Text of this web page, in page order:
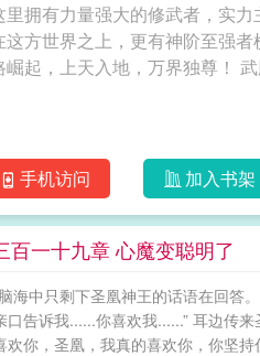
里拥有力量强大的修武者，实
这方世界之上，更有神阶至强
路崛起，
手机访问 加入书架
百一十九章 心魔变聪明了
海中只剩下圣凰神王的话语在回答
口告诉我......你喜欢我......” 耳边传
你，圣凰，我真的喜欢你，你坚